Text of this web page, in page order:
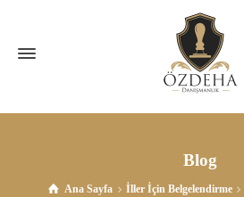
Blog
Ana Sayfa İller İçin Belgelendirme